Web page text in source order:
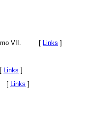
Tomo VII. [ Links ]
Links ]
[ Links ]